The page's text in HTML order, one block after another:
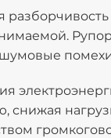
снижая